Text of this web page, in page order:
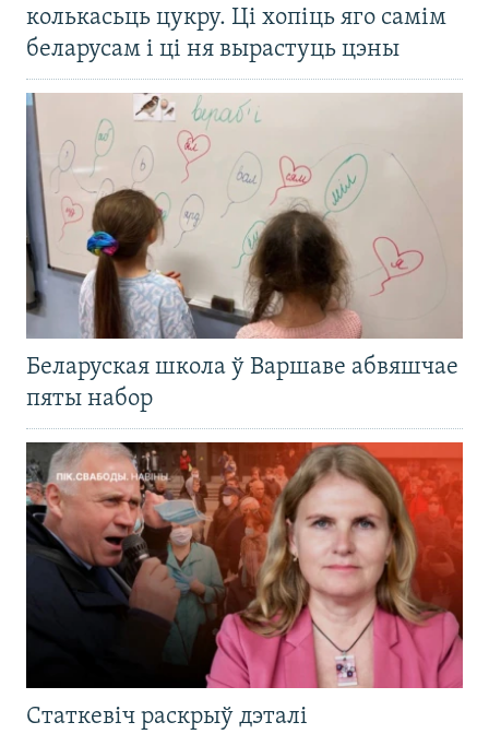
колькасьць цукру. Ці хопіць яго самім
беларусам і ці ня вырастуць цэны
Беларуская школа ў Варшаве абвяшчае
пяты набор
Статкевіч раскрыў дэталі